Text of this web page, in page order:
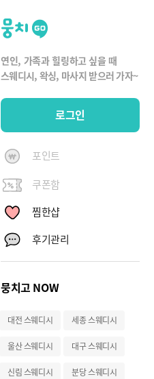
뭉
치
고
연인, 가족과 힐링하고 싶을 때
스웨디시, 왁싱, 마사지 받으러 가자~
로그인
포인트
쿠폰함
찜한샵
후기관리
뭉치고 NOW
대전 스웨디시 세종 스웨디시
울산 스웨디시 대구 스웨디시
신림 스웨디시 분당 스웨디시